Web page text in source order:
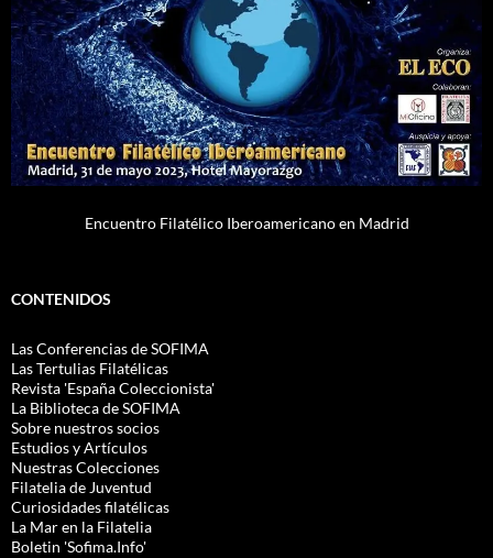
Encuentro Filatélico Iberoamericano en Madrid
CONTENIDOS
Las Conferencias de SOFIMA
Las Tertulias Filatélicas
Revista 'España Coleccionista'
La Biblioteca de SOFIMA
Sobre nuestros socios
Estudios y Artículos
Nuestras Colecciones
Filatelia de Juventud
Curiosidades filatélicas
La Mar en la Filatelia
Boletin 'Sofima.Info'